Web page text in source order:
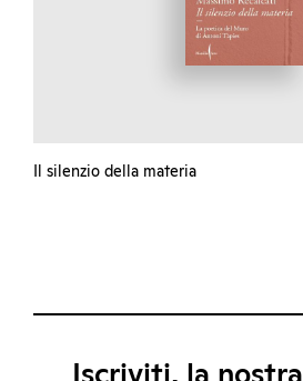
Il silenzio della materia